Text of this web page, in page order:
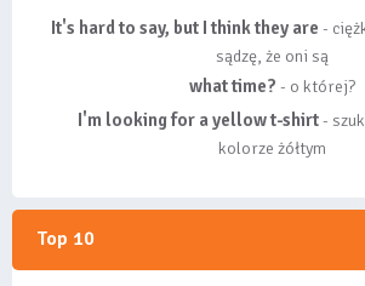
It's hard to say, but I think they are -
sądzę, że oni są
what time? - o której?
I'm looking for a yellow t-shirt-
kolorze żółtym
Top 10